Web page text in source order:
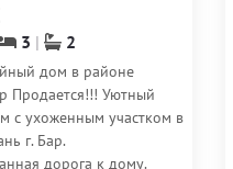
3 2
дом в районе
Продается!!! Уютный
с ухоженным участком в
г. Бар.
дорога к дому.